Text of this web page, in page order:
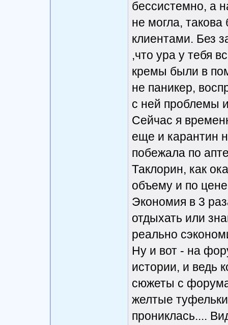
бессистемно, а
не могла,
клиентами. Без
,что ура у тебя
кремы были в
не паникер,
с ней проблемы
Сейчас я
еще и карантин
побежала по
Таклорин, как
объему и по
Экономия в 3
отдыхать или
реально
Ну и вот - на
истории, и ведь
сюжеты с
желтые
прониклась....